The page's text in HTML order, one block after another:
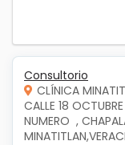
Consultorio
CLÍNICA
CALLE 18
NUMERO  ,